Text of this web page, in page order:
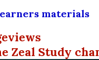
materials
Zeal Study